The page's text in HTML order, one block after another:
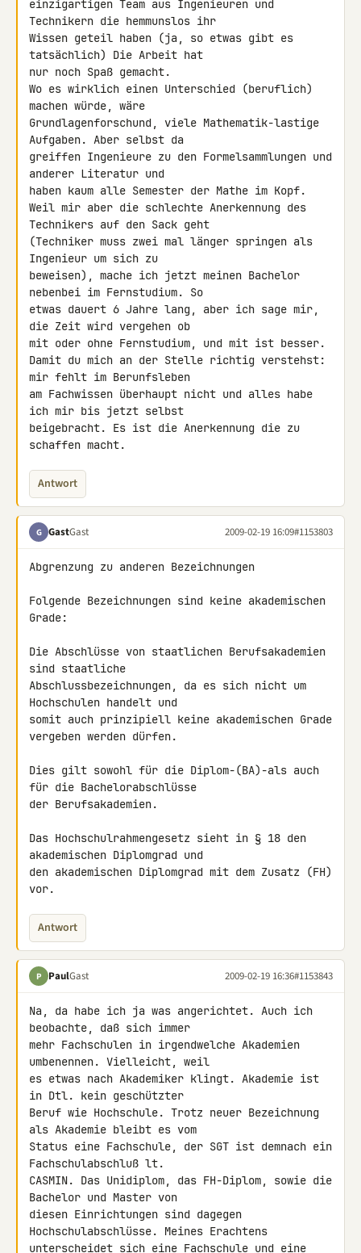
einzigartigen Team aus Ingenieuren und
Technikern die hemmunslos ihr
Wissen geteil haben (ja, so etwas gibt es
tatsächlich) Die Arbeit hat
nur noch Spaß gemacht.
Wo es wirklich einen Unterschied (beruflich)
machen würde, wäre
Grundlagenforschund, viele Mathematik-lastige
Aufgaben. Aber selbst da
greiffen Ingenieure zu den Formelsammlungen und
anderer Literatur und
haben kaum alle Semester der Mathe im Kopf.
Weil mir aber die schlechte Anerkennung des
Technikers auf den Sack geht
(Techniker muss zwei mal länger springen als
Ingenieur um sich zu
beweisen), mache ich jetzt meinen Bachelor
nebenbei im Fernstudium. So
etwas dauert 6 Jahre lang, aber ich sage mir,
die Zeit wird vergehen ob
mit oder ohne Fernstudium, und mit ist besser.
Damit du mich an der Stelle richtig verstehst:
mir fehlt im Berunfsleben
am Fachwissen überhaupt nicht und alles habe
ich mir bis jetzt selbst
beigebracht. Es ist die Anerkennung die zu
schaffen macht.
Antwort
G GastGast 2009-02-19 16:09#1153803
Abgrenzung zu anderen Bezeichnungen
Folgende Bezeichnungen sind keine akademischen
Grade:
Die Abschlüsse von staatlichen Berufsakademien
sind staatliche
Abschlussbezeichnungen, da es sich nicht um
Hochschulen handelt und
somit auch prinzipiell keine akademischen Grade
vergeben werden dürfen.
Dies gilt sowohl für die Diplom-(BA)-als auch
für die Bachelorabschlüsse
der Berufsakademien.
Das Hochschulrahmengesetz sieht in § 18 den
akademischen Diplomgrad und
den akademischen Diplomgrad mit dem Zusatz (FH)
vor.
Antwort
P PaulGast 2009-02-19 16:36#1153843
Na, da habe ich ja was angerichtet. Auch ich
beobachte, daß sich immer
mehr Fachschulen in irgendwelche Akademien
umbenennen. Vielleicht, weil
es etwas nach Akademiker klingt. Akademie ist
in Dtl. kein geschützter
Beruf wie Hochschule. Trotz neuer Bezeichnung
als Akademie bleibt es vom
Status eine Fachschule, der SGT ist demnach ein
Fachschulabschluß lt.
CASMIN. Das Unidiplom, das FH-Diplom, sowie die
Bachelor und Master von
diesen Einrichtungen sind dagegen
Hochschulabschlüsse. Meines Erachtens
unterscheidet sich eine Fachschule und eine